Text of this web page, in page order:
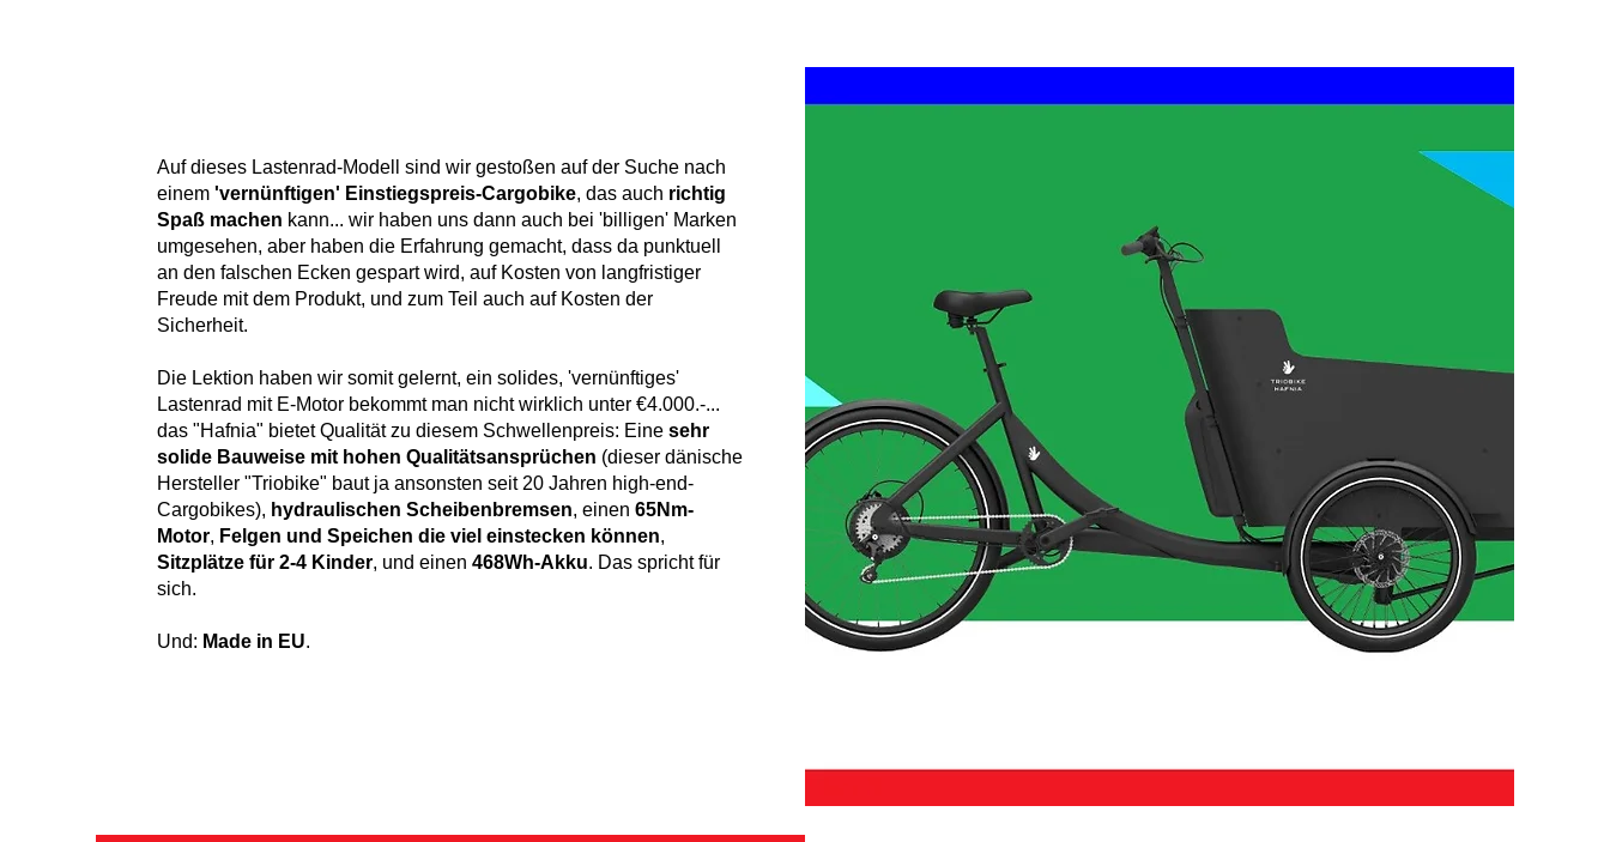
Auf dieses Lastenrad-Modell sind wir gestoßen auf der Suche nach
einem 'vernünftigen' Einstiegspreis-Cargobike, das auch richtig
Spaß machen kann... wir haben uns dann auch bei 'billigen' Marken
umgesehen, aber haben die Erfahrung gemacht, dass da punktuell
an den falschen Ecken gespart wird, auf Kosten von langfristiger
Freude mit dem Produkt, und zum Teil auch auf Kosten der
Sicherheit.
Die Lektion haben wir somit gelernt, ein solides, 'vernünftiges'
Lastenrad mit E-Motor bekommt man nicht wirklich unter €4.000.-...
das "Hafnia" bietet Qualität zu diesem Schwellenpreis: Eine sehr
solide Bauweise mit hohen Qualitätsansprüchen (dieser dänische
Hersteller "Triobike" baut ja ansonsten seit 20 Jahren high-end-
Cargobikes), hydraulischen Scheibenbremsen, einen 65Nm-
Motor, Felgen und Speichen die viel einstecken können,
Sitzplätze für 2-4 Kinder, und einen 468Wh-Akku. Das spricht für
sich.
Und: Made in EU.